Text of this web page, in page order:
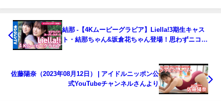
結那 -【4Kムービーグラビア】Liella!3期生キャス
ト・結那ちゃん&坂倉花ちゃん登場！思わずニコニ
ンTV【集英社ヤングジャンプ公式】さんより
佐藤陽奈（2023年08月12日） | アイドルニッポン公
式YouTubeチャンネルさんより